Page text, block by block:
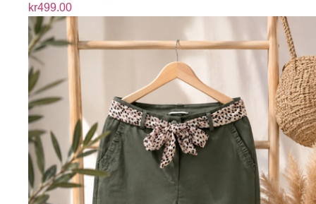
kr499.00